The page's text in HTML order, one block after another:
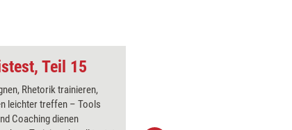
Teil 15
Rhetorik trainieren,
leichter treffen – Tools
Coaching dienen